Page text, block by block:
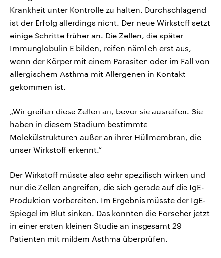
Krankheit unter Kontrolle zu halten. Durchschlagend
ist der Erfolg allerdings nicht. Der neue Wirkstoff setzt
einige Schritte früher an. Die Zellen, die später
Immunglobulin E bilden, reifen nämlich erst aus,
wenn der Körper mit einem Parasiten oder im Fall von
allergischem Asthma mit Allergenen in Kontakt
gekommen ist.
„Wir greifen diese Zellen an, bevor sie ausreifen. Sie
haben in diesem Stadium bestimmte
Molekülstrukturen außer an ihrer Hüllmembran, die
unser Wirkstoff erkennt.“
Der Wirkstoff müsste also sehr spezifisch wirken und
nur die Zellen angreifen, die sich gerade auf die IgE-
Produktion vorbereiten. Im Ergebnis müsste der IgE-
Spiegel im Blut sinken. Das konnten die Forscher jetzt
in einer ersten kleinen Studie an insgesamt 29
Patienten mit mildem Asthma überprüfen.